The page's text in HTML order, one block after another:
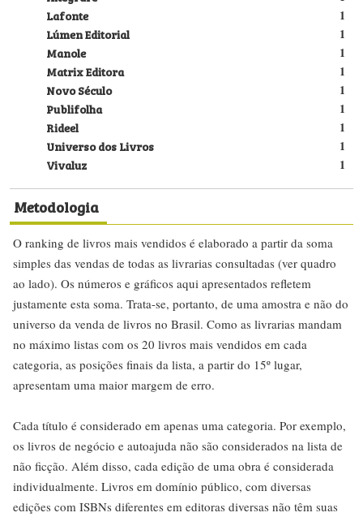
1
Lafonte
1
Lúmen Editorial
1
Manole
1
Matrix Editora
1
Novo Século
1
Publifolha
1
Rideel
1
Universo dos Livros
1
Vivaluz
Metodologia
O ranking de livros mais vendidos é elaborado a partir da soma
simples das vendas de todas as livrarias consultadas (ver quadro
ao lado). Os números e gráficos aqui apresentados refletem
justamente esta soma. Trata-se, portanto, de uma amostra e não do
universo da venda de livros no Brasil. Como as livrarias mandam
no máximo listas com os 20 livros mais vendidos em cada
categoria, as posições finais da lista, a partir do 15º lugar,
apresentam uma maior margem de erro.
Cada título é considerado em apenas uma categoria. Por exemplo,
os livros de negócio e autoajuda não são considerados na lista de
não ficção. Além disso, cada edição de uma obra é considerada
individualmente. Livros em domínio público, com diversas
edições com ISBNs diferentes em editoras diversas não têm suas